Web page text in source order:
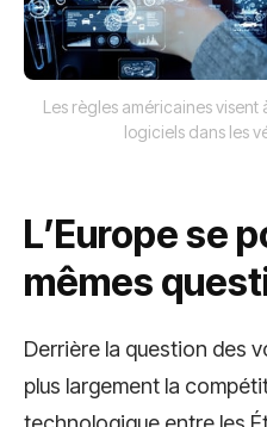
Les règles américaines visent
logiciels dans les
L’Europe se
mêmes
Derrière la question des
plus largement la